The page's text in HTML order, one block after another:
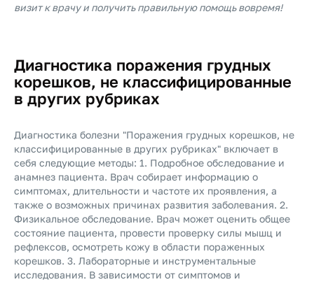
визит к врачу и получить правильную помощь вовремя!
Диагностика поражения грудных
корешков, не классифицированные
в других рубриках
Диагностика болезни "Поражения грудных корешков, не
классифицированные в других рубриках" включает в
себя следующие методы: 1. Подробное обследование и
анамнез пациента. Врач собирает информацию о
симптомах, длительности и частоте их проявления, а
также о возможных причинах развития заболевания. 2.
Физикальное обследование. Врач может оценить общее
состояние пациента, провести проверку силы мышц и
рефлексов, осмотреть кожу в области пораженных
корешков. 3. Лабораторные и инструментальные
исследования. В зависимости от симптомов и